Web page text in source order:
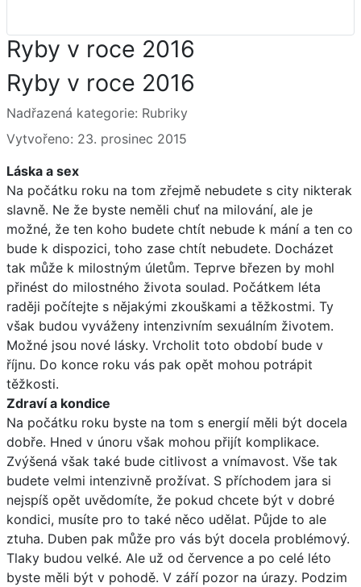
Ryby v roce 2016
Ryby v roce 2016
Základní údaje
Nadřazená kategorie: Rubriky
Vytvořeno: 23. prosinec 2015
Láska a sex
Na počátku roku na tom zřejmě nebudete s city nikterak
slavně. Ne že byste neměli chuť na milování, ale je
možné, že ten koho budete chtít nebude k mání a ten co
bude k dispozici, toho zase chtít nebudete. Docházet
tak může k milostným úletům. Teprve březen by mohl
přinést do milostného života soulad. Počátkem léta
raději počítejte s nějakými zkouškami a těžkostmi. Ty
však budou vyváženy intenzivním sexuálním životem.
Možné jsou nové lásky. Vrcholit toto období bude v
říjnu. Do konce roku vás pak opět mohou potrápit
těžkosti.
Zdraví a kondice
Na počátku roku byste na tom s energií měli být docela
dobře. Hned v únoru však mohou přijít komplikace.
Zvýšená však také bude citlivost a vnímavost. Vše tak
budete velmi intenzivně prožívat. S příchodem jara si
nejspíš opět uvědomíte, že pokud chcete být v dobré
kondici, musíte pro to také něco udělat. Půjde to ale
ztuha. Duben pak může pro vás být docela problémový.
Tlaky budou velké. Ale už od července a po celé léto
byste měli být v pohodě. V září pozor na úrazy. Podzim